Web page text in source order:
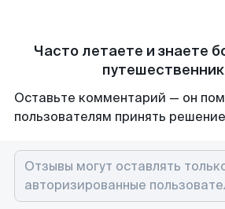
Часто летаете и знаете
Оставьте комментарий — он
пользователям принять решение